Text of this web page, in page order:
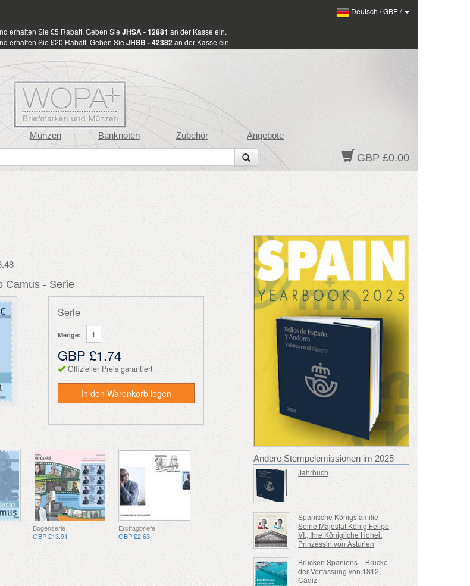
Deutsch /GBP/
erhalten Sie £5 Rabatt. Geben Sie JHSA - 12881 an der Kasse ein.
erhalten Sie £20 Rabatt. Geben Sie JHSB - 42382 an der Kasse ein.
Münzen Banknoten Zubehör Angebote
GBP £0.00
Camus - Serie
Serie
Menge:
GBP £1.74
Offizieller Preis garantiert
In den Warenkorb legen
Bogenserie
GBP £13.91
Ersttagbriefe
GBP £2.63
Andere Stempelemissionen im 2025
Jahrbuch
Spanische Königsfamilie –
Seine Majestät König Felipe
VI., Ihre Königliche Hoheit
Prinzessin von Asturien
Brücken Spaniens – Brücke
der Verfassung von 1812,
Cádiz